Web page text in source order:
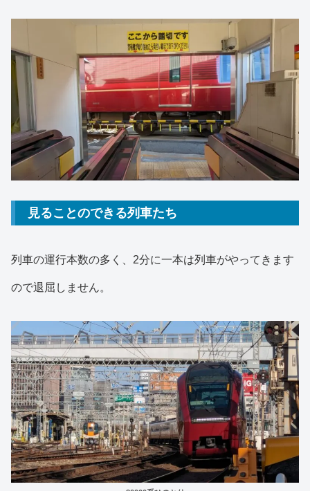
見ることのできる列車たち
列車の運行本数の多く、2分に一本は列車がやってきます
ので退屈しません。